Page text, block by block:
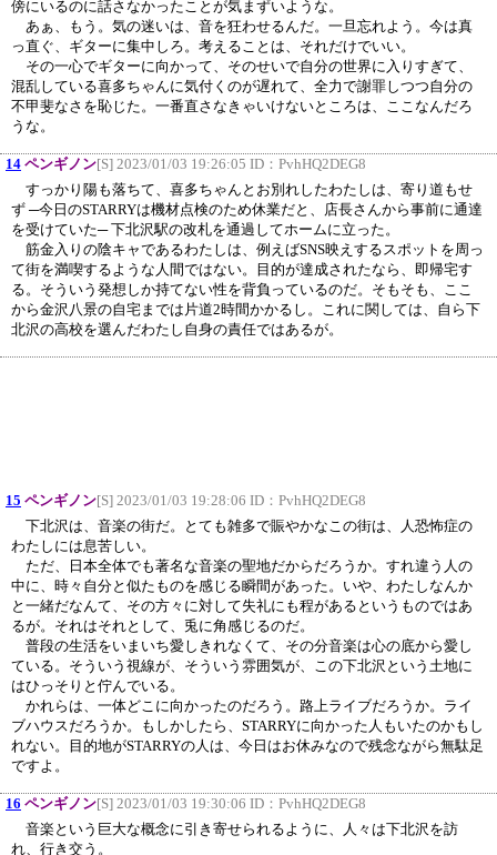
傍にいるのに話さなかったことが気まずいような。
あぁ、もう。気の迷いは、音を狂わせるんだ。一旦忘れよう。今は真
っ直ぐ、ギターに集中しろ。考えることは、それだけでいい。
その一心でギターに向かって、そのせいで自分の世界に入りすぎて、
混乱している喜多ちゃんに気付くのが遅れて、全力で謝罪しつつ自分の
不甲斐なさを恥じた。一番直さなきゃいけないところは、ここなんだろ
うな。
14 ペンギノン[S] 2023/01/03 19:26:05 ID： PvhHQ2DEG8
すっかり陽も落ちて、喜多ちゃんとお別れしたわたしは、寄り道もせ
ず ─今日のSTARRYは機材点検のため休業だと、店長さんから事前に通達
を受けていた─ 下北沢駅の改札を通過してホームに立った。
筋金入りの陰キャであるわたしは、例えばSNS映えするスポットを周っ
て街を満喫するような人間ではない。目的が達成されたなら、即帰宅す
る。そういう発想しか持てない性を背負っているのだ。そもそも、ここ
から金沢八景の自宅までは片道2時間かかるし。これに関しては、自ら下
北沢の高校を選んだわたし自身の責任ではあるが。
15 ペンギノン[S] 2023/01/03 19:28:06 ID： PvhHQ2DEG8
下北沢は、音楽の街だ。とても雑多で賑やかなこの街は、人恐怖症の
わたしには息苦しい。
ただ、日本全体でも著名な音楽の聖地だからだろうか。すれ違う人の
中に、時々自分と似たものを感じる瞬間があった。いや、わたしなんか
と一緒だなんて、その方々に対して失礼にも程があるというものではあ
るが。それはそれとして、兎に角感じるのだ。
普段の生活をいまいち愛しきれなくて、その分音楽は心の底から愛し
ている。そういう視線が、そういう雰囲気が、この下北沢という土地に
はひっそりと佇んでいる。
かれらは、一体どこに向かったのだろう。路上ライブだろうか。ライ
ブハウスだろうか。もしかしたら、STARRYに向かった人もいたのかもし
れない。目的地がSTARRYの人は、今日はお休みなので残念ながら無駄足
ですよ。
16 ペンギノン[S] 2023/01/03 19:30:06 ID： PvhHQ2DEG8
音楽という巨大な概念に引き寄せられるように、人々は下北沢を訪
れ、行き交う。